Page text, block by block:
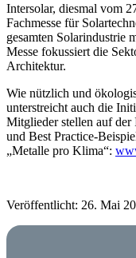
Intersolar, diesmal vom
Fachmesse für
gesamten Solarindustrie
Messe fokussiert die
Architektur.
Wie nützlich und
unterstreicht auch die
Mitglieder stellen auf der
und Best Practice-
„Metalle pro Klima“:
Veröffentlicht: 26. Mai